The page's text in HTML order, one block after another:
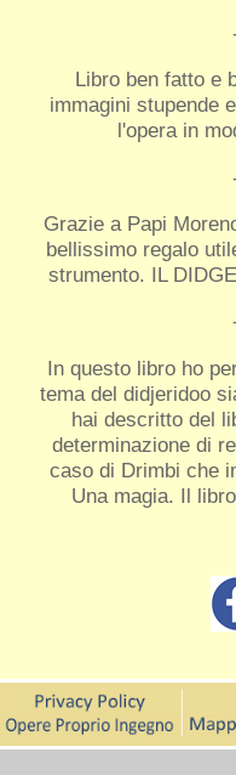
Libro ben fatto e
immagini stupende
l'opera in
Grazie a Papi
bellissimo regalo
strumento. IL
In questo libro ho
tema del didjeridoo
hai descritto del
determinazione di
caso di Drimbi che
Una magia. Il